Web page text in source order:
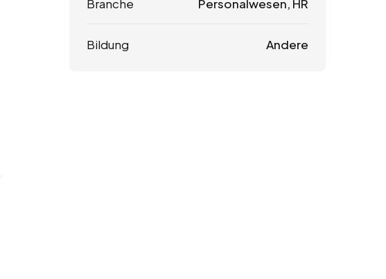
Branche Personalwesen, HR
Bildung Andere